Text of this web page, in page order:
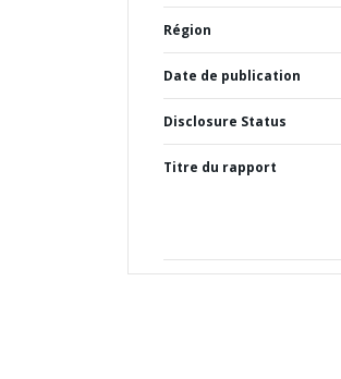
Région
Date de publication
Disclosure Status
Titre du rapport